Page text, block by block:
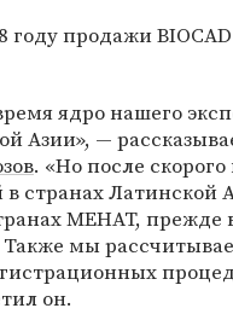
году продажи
ядро нашего
Азии», —
. «Но после
в странах
МЕНАТ, прежде
мы
он.